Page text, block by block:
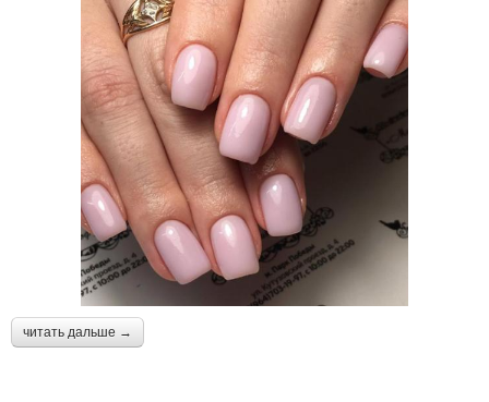
читать дальше →